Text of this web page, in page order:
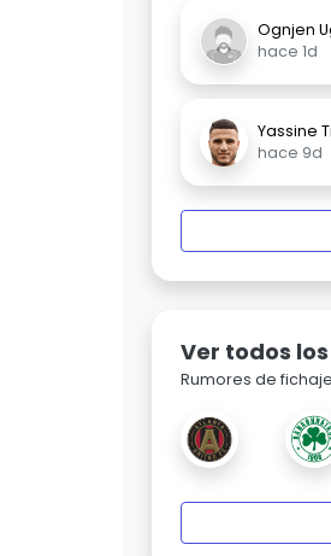
Ognjen
hace 1d
Yassine
hace 9d
Ver todos
Rumores de